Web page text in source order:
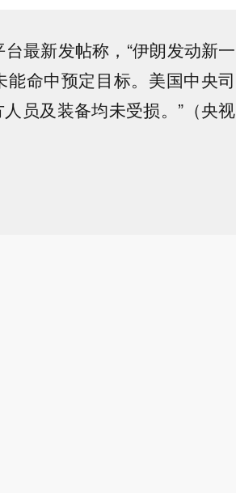
最新发帖称，“伊朗发动新一
命中预定目标。美国中央司
员及装备均未受损。”（央视